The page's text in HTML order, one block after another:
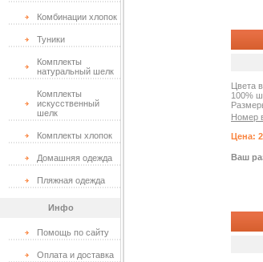
Комбинации хлопок
Туники
Комплекты
натуральный шелк
Комплекты
искусственный
шелк
Комплекты хлопок
Домашняя одежда
Пляжная одежда
Инфо
Помощь по сайту
Оплата и доставка
Цвета
100%
Номер
Цена:
Ваш